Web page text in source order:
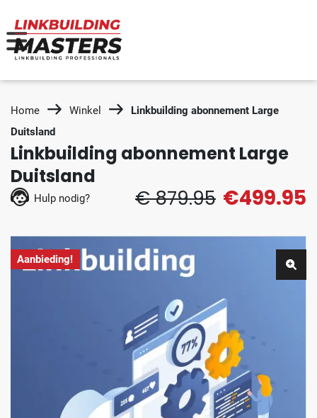
Home Winkel
Linkbuilding abonnement Large
Duitsland
Linkbuilding abonnement Large
Duitsland
Hulp nodig? € 879.95 €499.95
Aanbieding!